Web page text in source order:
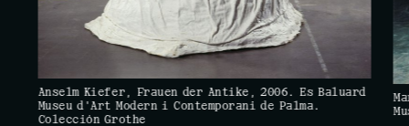
Anselm Kiefer, Frauen der Antike, 2006. Es Baluard
Museu d'Art Modern i Contemporani de Palma.
Colección Grothe